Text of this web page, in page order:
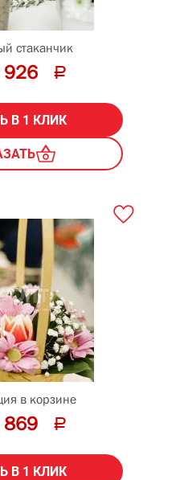
стаканчик
926
В 1 КЛИК
в корзине
869
В 1 КЛИК